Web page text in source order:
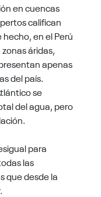
en cuencas
califican
en el Perú
áridas,
apenas
del país.
se
del agua, pero
para
las
que desde la